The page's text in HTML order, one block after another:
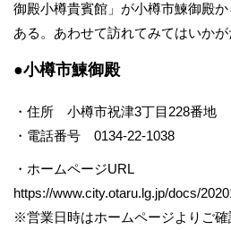
御殿小樽貴賓館」が小樽市鰊御殿
ある。あわせて訪れてみてはいかが
●小樽市鰊御殿
・住所 小樽市祝津3丁目228番地
・電話番号 0134-22-1038
・ホームページURL
https://www.city.otaru.lg.jp/docs/
※営業日時はホームページよりご確